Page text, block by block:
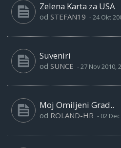
Zelena Karta za USA
od STEFAN19 -24 Okt
Suveniri
od SUNCE -27 Nov 2010,
Moj Omiljeni Grad..
od ROLAND-HR - 02